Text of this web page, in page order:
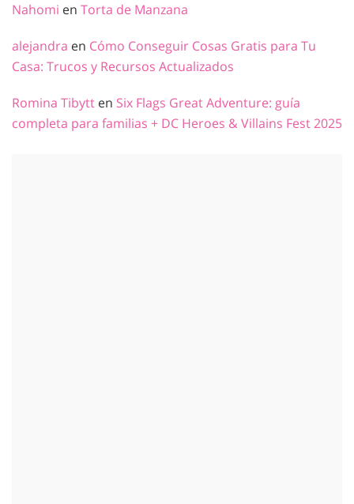
Nahomi en Torta de Manzana
alejandra en Cómo Conseguir Cosas Gratis para Tu
Casa: Trucos y Recursos Actualizados
Romina Tibytt en Six Flags Great Adventure: guía
completa para familias + DC Heroes & Villains Fest 2025